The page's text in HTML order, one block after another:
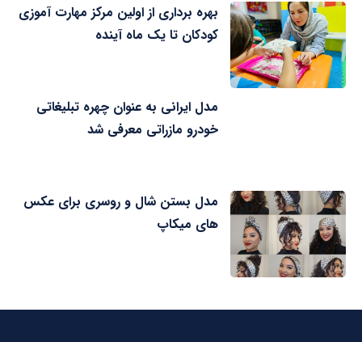
بهره برداری از اولین مرکز مهارت آموزی
کودکان تا یک ماه آینده
مدل ایرانی به عنوان چهره تبلیغاتی
خودرو مازراتی معرفی شد
مدل بستن شال و روسری برای عکس
های میکاپ